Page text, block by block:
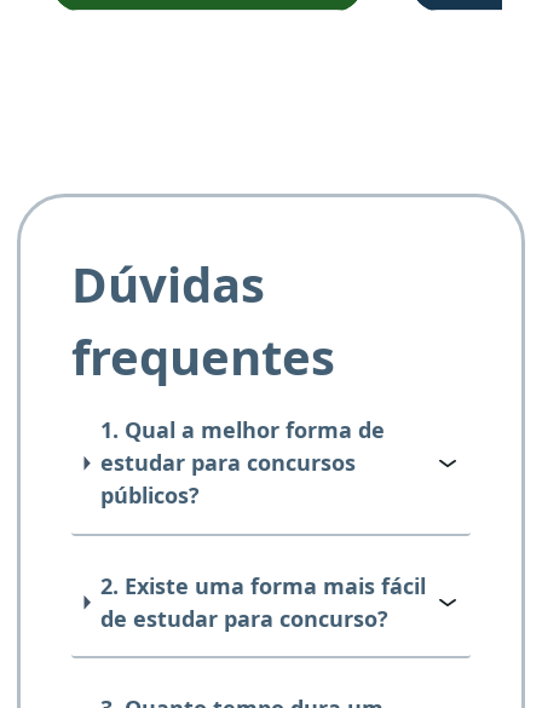
Dúvidas
frequentes
1. Qual a melhor forma de
estudar para concursos
públicos?
2. Existe uma forma mais fácil
de estudar para concurso?